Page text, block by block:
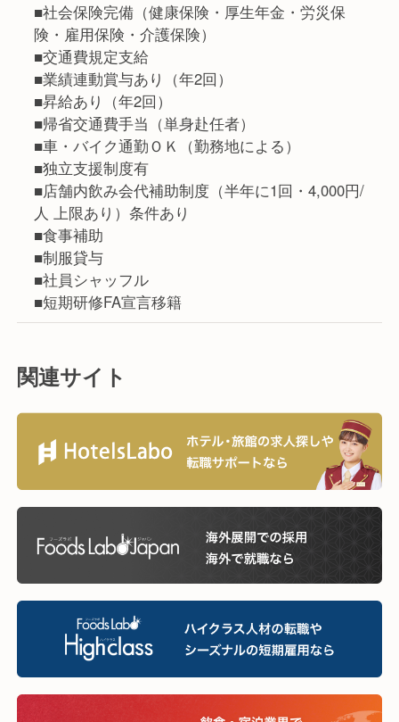
■社会保険完備（健康保険・厚生年金・労災保
険・雇用保険・介護保険）
■交通費規定支給
■業績連動賞与あり（年2回）
■昇給あり（年2回）
■帰省交通費手当（単身赴任者）
■車・バイク通勤ＯＫ（勤務地による）
■独立支援制度有
■店舗内飲み会代補助制度（半年に1回・4,000円/
人 上限あり）条件あり
■食事補助
■制服貸与
■社員シャッフル
■短期研修FA宣言移籍
関連サイト